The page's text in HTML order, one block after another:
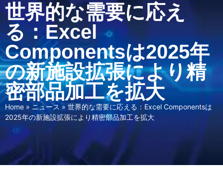
世界的な需要に応え
る：Excel
Componentsは2025年
の新施設拡張により精
密部品加工を拡大
Home » ニュース » 世界的な需要に応える：Excel Componentsは
2025年の新施設拡張により精密部品加工を拡大